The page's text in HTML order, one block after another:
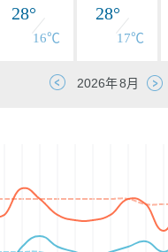
28°
16℃
28°
17℃